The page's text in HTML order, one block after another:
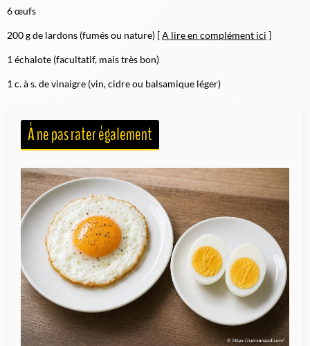
6 œufs
200 g de lardons (fumés ou nature) [A lire en complément ici ]
1 échalote (facultatif, mais très bon)
1 c. à s. de vinaigre (vin, cidre ou balsamique léger)
À ne pas rater également